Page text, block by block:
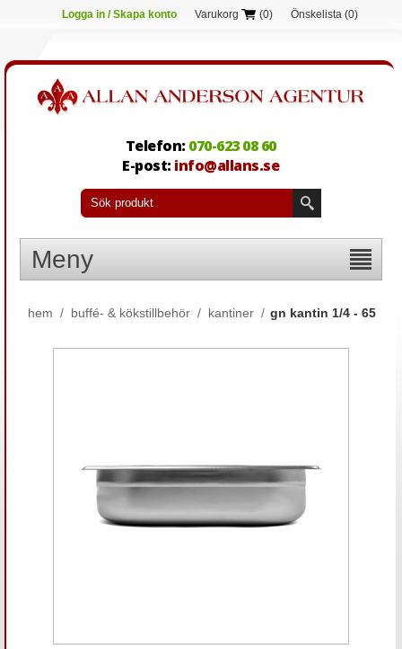
Logga in / Skapa konto Varukorg (0) Önskelista (0)
Telefon: 070-623 08 60
E-post: info@allans.se
Meny
hem / buffé- & kökstillbehör / kantiner / gn kantin 1/4 - 65